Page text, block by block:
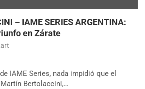
– IAME SERIES ARGENTINA:
en Zárate
IAME Series, nada impidió que el
Bertolaccini,…